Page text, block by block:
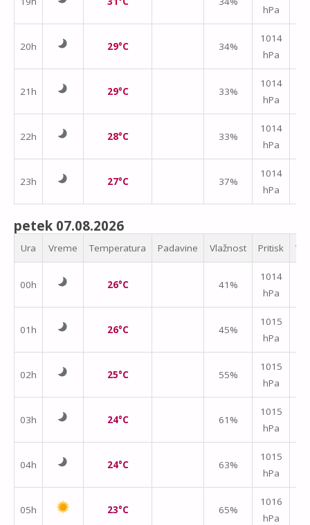
hPa
20h 29°C 34%
1014
hPa
21h 29°C 33%
1014
hPa
22h 28°C 33%
1014
hPa
23h 27°C 37%
1014
hPa
petek 07.08.2026
Ura Vreme Temperatura Padavine Vlažnost Pritisk
00h 26°C 41%
1014
hPa
01h 26°C 45%
1015
hPa
02h 25°C 55%
1015
hPa
03h 24°C 61%
1015
hPa
04h 24°C 63%
1015
hPa
05h 23°C 65%
1016
hPa